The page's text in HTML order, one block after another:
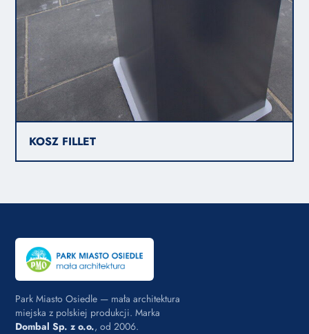
KOSZ FILLET
Park Miasto Osiedle — mała architektura
miejska z polskiej produkcji. Marka
Dombal Sp. z o.o., od 2006.